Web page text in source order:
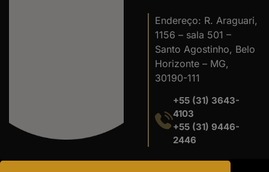
Endereço: R. Araguari,
1156 – sala 501 –
Santo Agostinho, Belo
Horizonte – MG,
30190-111
+55 (31) 3643-
4103
+55 (31) 9446-
2446